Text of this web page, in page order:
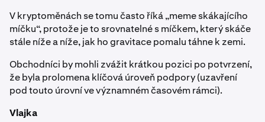
V kryptoměnách se tomu často říká „meme skákajícího
míčku“, protože je to srovnatelné s míčkem, který skáče
stále níže a níže, jak ho gravitace pomalu táhne k zemi.
Obchodníci by mohli zvážit krátkou pozici po potvrzení,
že byla prolomena klíčová úroveň podpory (uzavření
pod touto úrovní ve významném časovém rámci).
Vlajka